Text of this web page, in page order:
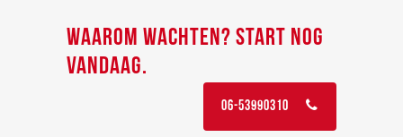
WAAROM WACHTEN? START NOG
VANDAAG.
06-53990310